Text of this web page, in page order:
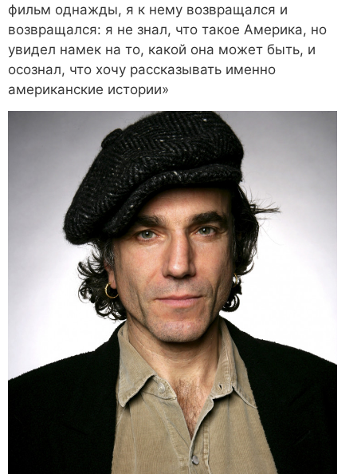
фильм однажды, я к нему возвращался и
возвращался: я не знал, что такое Америка, но
увидел намек на то, какой она может быть, и
осознал, что хочу рассказывать именно
американские истории»